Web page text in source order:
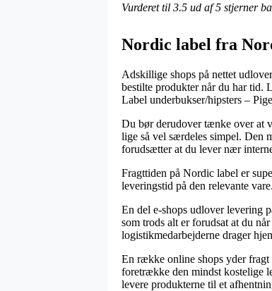
Vurderet til 3.5 ud af 5 stjerner
Nordic label fra
Adskillige shops på nettet
bestilte produkter når du har tid.
Label underbukser/hipsters –
Du bør derudover tænke over at
lige så vel særdeles simpel. Den
forudsætter at du lever nær
Fragttiden på Nordic label er
leveringstid på den relevante vare.
En del e-shops udlover levering
som trods alt er forudsat at du
logistikmedarbejderne drager
En række online shops yder
foretrække den mindst kostelige
levere produkterne til et